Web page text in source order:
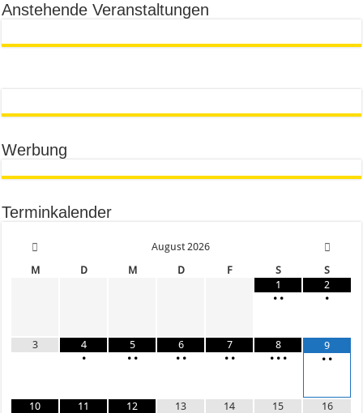
Anstehende Veranstaltungen
Werbung
Terminkalender
August 2026
M
D M D F S
S
1
• •
2
•
3
4
•
5
• •
6
• •
7
• •
8
• • •
9
• •
10
11
12
13 14 15 16